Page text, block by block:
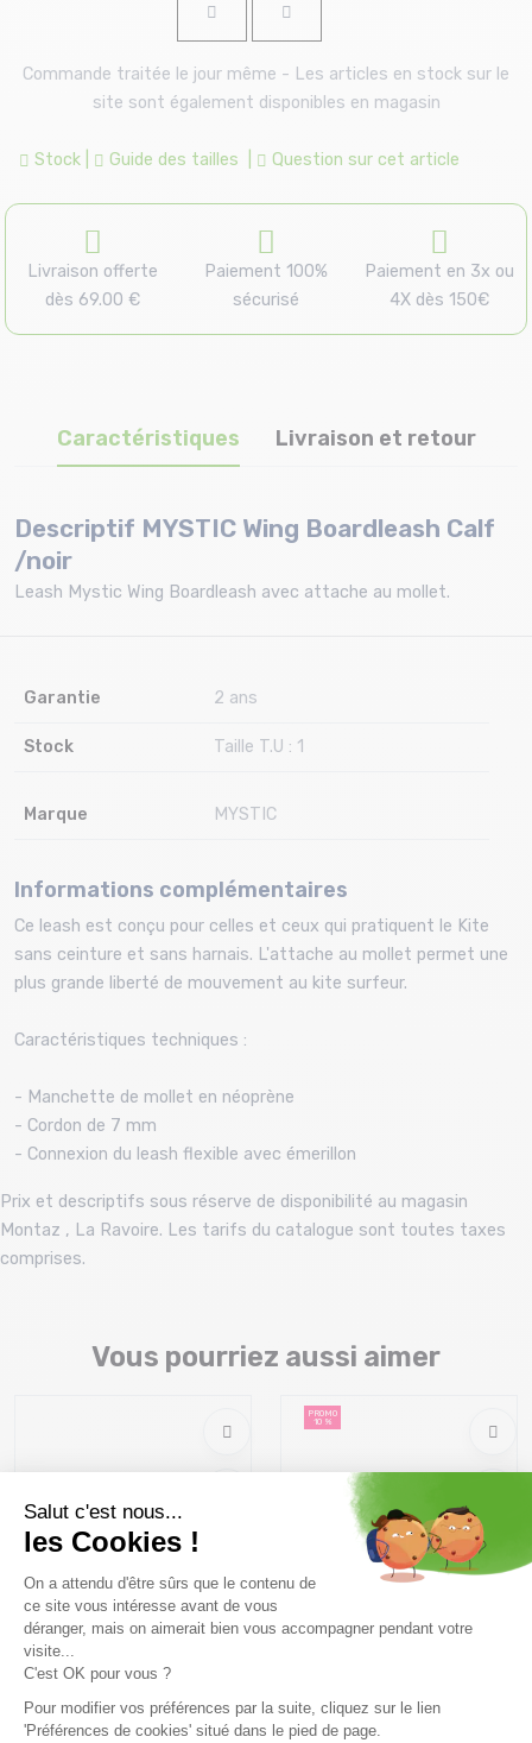
Commande traitée le jour même - Les articles en stock sur le
site sont également disponibles en magasin
Stock Guide des tailles Question sur cet article
Livraison offerte
dès 69.00 €
Paiement 100%
sécurisé
Paiement en 3x ou
4X dès 150€
Caractéristiques Livraison et retour
Descriptif MYSTIC Wing Boardleash Calf
/noir
Leash Mystic Wing Boardleash avec attache au mollet.
Garantie 2 ans
Stock Taille T.U : 1
Marque MYSTIC
Informations complémentaires
Ce leash est conçu pour celles et ceux qui pratiquent le Kite
sans ceinture et sans harnais. L'attache au mollet permet une
plus grande liberté de mouvement au kite surfeur.
Caractéristiques techniques :
- Manchette de mollet en néoprène
- Cordon de 7 mm
- Connexion du leash flexible avec émerillon
Prix et descriptifs sous réserve de disponibilité au magasin
Montaz , La Ravoire. Les tarifs du catalogue sont toutes taxes
comprises.
Vous pourriez aussi aimer
Taille en stock
MYSTIC Stealth Bar Gen 3
129,99 €
PROMO
10 %
Taille en stock
44,99 €